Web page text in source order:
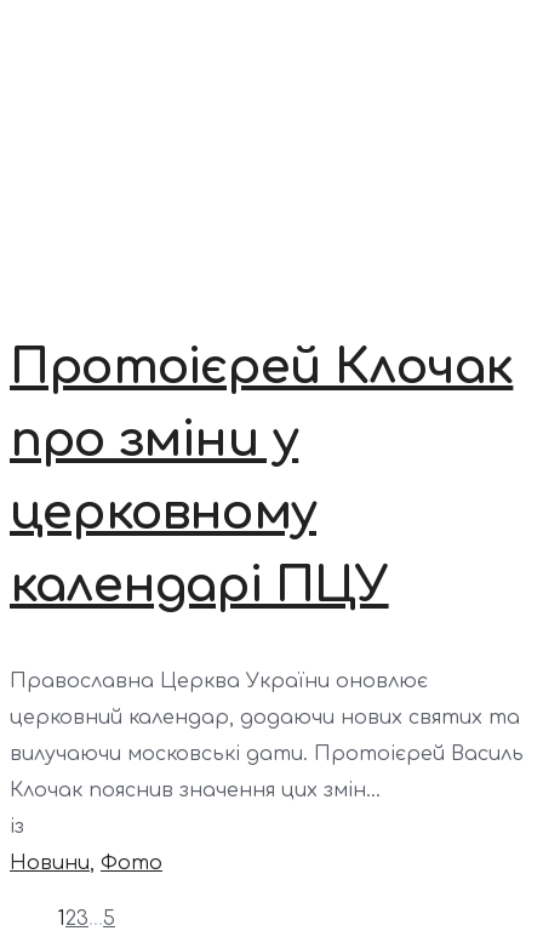
Протоієрей Клочак
про зміни у
церковному
календарі ПЦУ
Православна Церква України оновлює
церковний календар, додаючи нових святих та
вилучаючи московські дати. Протоієрей Василь
Клочак пояснив значення цих змін...
із
Новини, Фото
123…5